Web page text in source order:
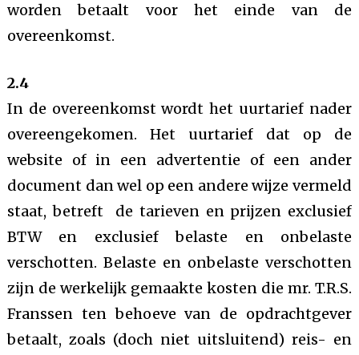
worden betaalt voor het einde van de
overeenkomst.
2.4
In de overeenkomst wordt het uurtarief nader
overeengekomen. Het uurtarief dat op de
website of in een advertentie of een ander
document dan wel op een andere wijze vermeld
staat, betreft de tarieven en prijzen exclusief
BTW en exclusief belaste en onbelaste
verschotten. Belaste en onbelaste verschotten
zijn de werkelijk gemaakte kosten die mr. T.R.S.
Franssen ten behoeve van de opdrachtgever
betaalt, zoals (doch niet uitsluitend) reis- en